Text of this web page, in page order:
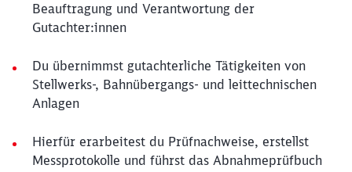
Beauftragung und Verantwortung der
Gutachter:innen
Du übernimmst gutachterliche Tätigkeiten von
Stellwerks-, Bahnübergangs- und leittechnischen
Anlagen
Hierfür erarbeitest du Prüfnachweise, erstellst
Messprotokolle und führst das Abnahmeprüfbuch